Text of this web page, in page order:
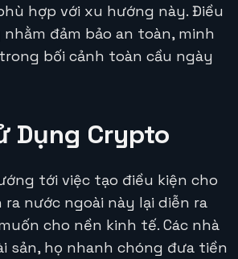
hợp với xu hướng này. Điều
đảm bảo an toàn, minh
bối cảnh toàn cầu ngày
Dụng Crypto
tới việc tạo điều kiện cho
nước ngoài này lại diễn ra
cho nền kinh tế. Các nhà
sản, họ nhanh chóng đưa tiền